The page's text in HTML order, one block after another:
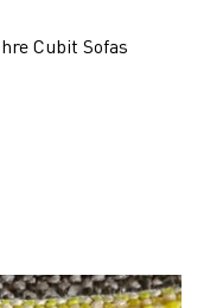
Cubit Sofas